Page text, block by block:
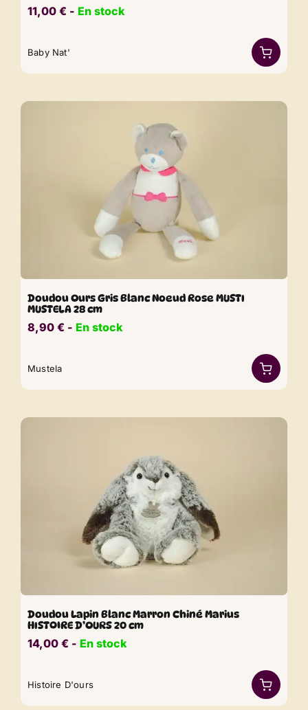
11,00 € ​​ - En stock
Baby Nat'
Doudou Ours Gris Blanc Noeud Rose MUSTI
MUSTELA 28 cm
8,90 € ​​ - En stock
Mustela
Doudou Lapin Blanc Marron Chiné Marius
HISTOIRE D’OURS 20 cm
14,00 € ​​ - En stock
Histoire D'ours